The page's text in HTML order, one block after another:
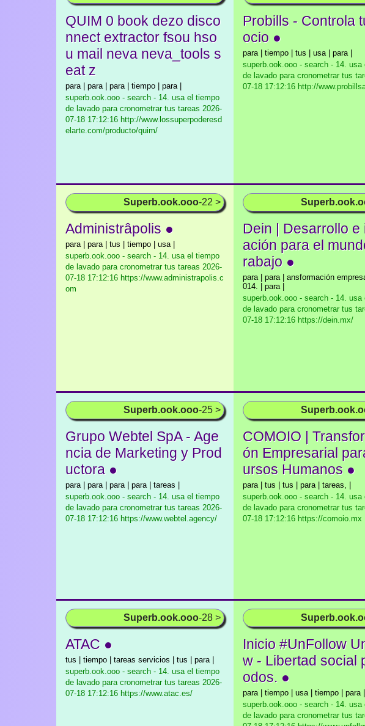
QUIM 0 book dezo disco
nnect extractor fsou hso
u mail neva neva_tools s
eat z
para | para | para | tiempo | para |
superb.ook.ooo - search - 14. usa el tiempo
de lavado para cronometrar tus tareas 2026-
07-18 17:12:16 http://www.lossuperpoderesd
elarte.com/producto/quim/
Probills - Controla
ocio ●
para | tiempo | tus | usa | para |
superb.ook.ooo - search - 14. usa
de lavado para cronometrar tus
07-18 17:12:16 http://
Superb.ook.ooo-22 >
Administrâpolis ●
para | para | tus | tiempo | usa |
superb.ook.ooo - search - 14. usa el tiempo
de lavado para cronometrar tus tareas 2026-
07-18 17:12:16 https://www.administrapolis.c
om
Dein | Desarrollo e
ación para el
rabajo ●
para | para | ansformación
014. | para |
superb.ook.ooo - search - 14. usa
de lavado para cronometrar tus
07-18 17:12:16 https://dein.mx/
Superb.ook.ooo-25 >
Grupo Webtel SpA - Age
ncia de Marketing y Prod
uctora ●
para | para | para | para | tareas |
superb.ook.ooo - search - 14. usa el tiempo
de lavado para cronometrar tus tareas 2026-
07-18 17:12:16 https://www.webtel.agency/
COMOIO |
ón Empresarial
ursos Humanos ●
para | tus | tus | para | tareas, |
superb.ook.ooo - search - 14. usa
de lavado para cronometrar tus
07-18 17:12:16 https://comoio.mx
Superb.ook.ooo-28 >
ATAC ●
tus | tiempo | tareas servicios | tus | para |
superb.ook.ooo - search - 14. usa el tiempo
de lavado para cronometrar tus tareas 2026-
07-18 17:12:16 https://www.atac.es/
Inicio #UnFollow
w - Libertad social
odos. ●
para | tiempo | usa | tiempo | para |
superb.ook.ooo - search - 14. usa
de lavado para cronometrar tus